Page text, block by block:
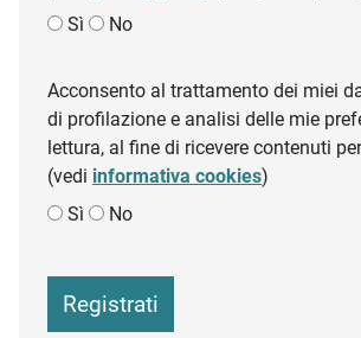
Sì
No
Acconsento al trattamento dei miei
di profilazione e analisi delle mie
lettura, al fine di ricevere contenuti
(vedi informativa cookies)
Sì
No
Registrati